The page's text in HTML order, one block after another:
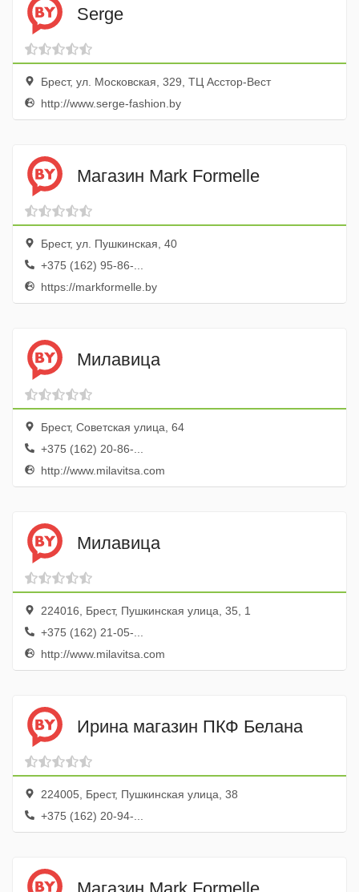
Serge
Брест, ул. Московская, 329, ТЦ Асстор-Вест
http://www.serge-fashion.by
Магазин Mark Formelle
Брест, ул. Пушкинская, 40
+375 (162) 95-86-...
https://markformelle.by
Милавица
Брест, Советская улица, 64
+375 (162) 20-86-...
http://www.milavitsa.com
Милавица
224016, Брест, Пушкинская улица, 35, 1
+375 (162) 21-05-...
http://www.milavitsa.com
Ирина магазин ПКФ Белана
224005, Брест, Пушкинская улица, 38
+375 (162) 20-94-...
Магазин Mark Formelle